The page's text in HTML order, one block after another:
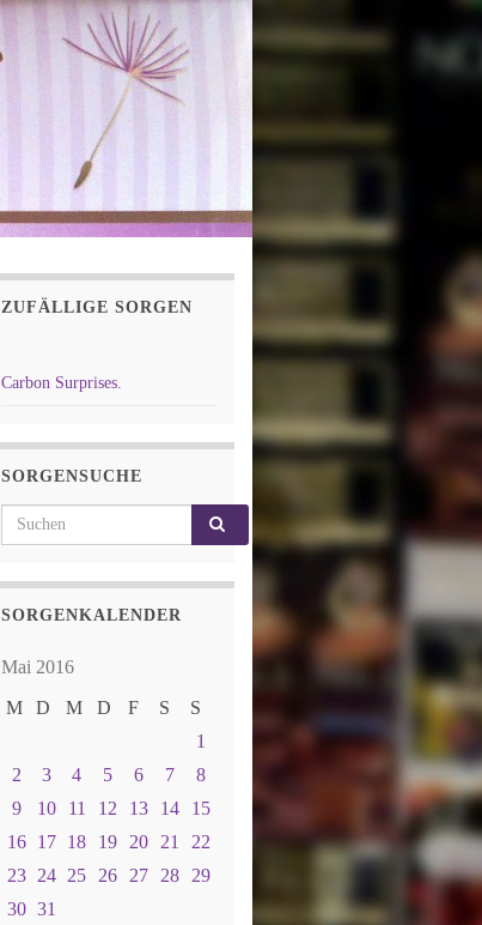
ZUFÄLLIGE SORGEN
Carbon Surprises.
SORGENSUCHE
Search for:
SORGENKALENDER
Mai 2016
M
D M D F S
S
1
2
3 4 5 6 7
8
9
10 11 12 13 14
15
16
17 18 19 20 21
22
23
24 25 26 27 28
29
30 31